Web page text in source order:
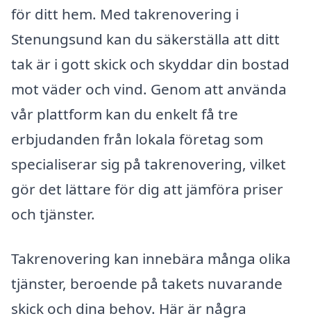
för ditt hem. Med takrenovering i
Stenungsund kan du säkerställa att ditt
tak är i gott skick och skyddar din bostad
mot väder och vind. Genom att använda
vår plattform kan du enkelt få tre
erbjudanden från lokala företag som
specialiserar sig på takrenovering, vilket
gör det lättare för dig att jämföra priser
och tjänster.
Takrenovering kan innebära många olika
tjänster, beroende på takets nuvarande
skick och dina behov. Här är några